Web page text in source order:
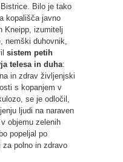
Bilo je tako
kopališča javno
Kneipp, izumitelj
, nemški duhovnik,
sistem petih
telesa in duha:
in zdrav življenjski
s kopanjem v
se je odločil,
ljudi na naraven
objemu zelenih
popeljal po
polno in zdravo